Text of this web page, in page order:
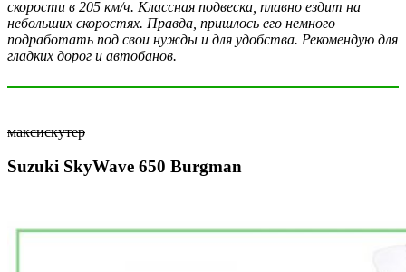
скорости в 205 км/ч. Классная подвеска, плавно ездит на
небольших скоростях. Правда, пришлось его немного
подработать под свои нужды и для удобства. Рекомендую для
гладких дорог и автобанов.
максискутер
Suzuki SkyWave 650 Burgman